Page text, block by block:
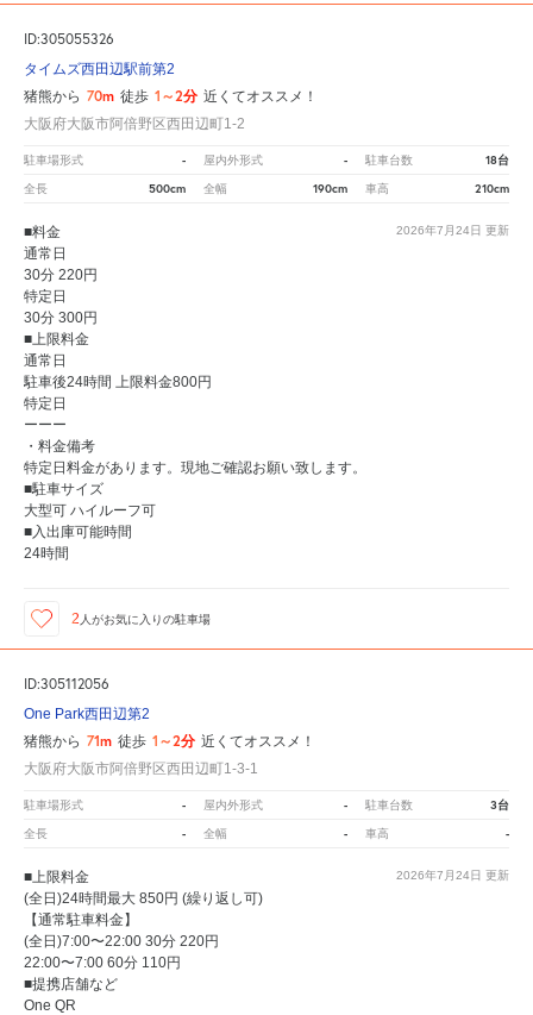
ID:305055326
タイムズ西田辺駅前第2
猪熊から 70m 徒歩 1～2分 近くてオススメ！
大阪府大阪市阿倍野区西田辺町1-2
駐車場形式 - 屋内外形式 - 駐車台数 18台
全長 500cm 全幅 190cm 車高 210cm
2026年7月24日 更新
■料金
通常日
30分 220円
特定日
30分 300円
■上限料金
通常日
駐車後24時間 上限料金800円
特定日
ーーー
・料金備考
特定日料金があります。現地ご確認お願い致します。
■駐車サイズ
大型可 ハイルーフ可
■入出庫可能時間
24時間
2 人がお気に入りの駐車場
ID:305112056
One Park西田辺第2
猪熊から 71m 徒歩 1～2分 近くてオススメ！
大阪府大阪市阿倍野区西田辺町1-3-1
駐車場形式 - 屋内外形式 - 駐車台数 3台
全長 - 全幅 - 車高 -
2026年7月24日 更新
■上限料金
(全日)24時間最大 850円 (繰り返し可)
【通常駐車料金】
(全日)7:00〜22:00 30分 220円
22:00〜7:00 60分 110円
■提携店舗など
One QR